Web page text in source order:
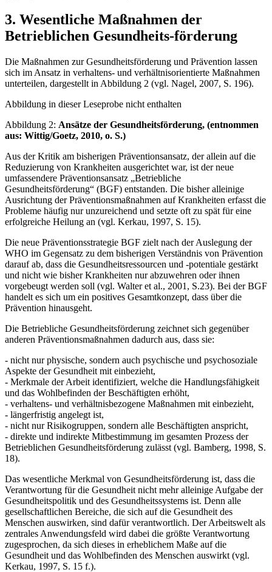
3. Wesentliche Maßnahmen der
Betrieblichen Gesundheits-förderung
Die Maßnahmen zur Gesundheitsförderung und Prävention lassen
sich im Ansatz in verhaltens- und verhältnisorientierte Maßnahmen
unterteilen, dargestellt in Abbildung 2 (vgl. Nagel, 2007, S. 196).
Abbildung in dieser Leseprobe nicht enthalten
Abbildung 2: Ansätze der Gesundheitsförderung, (entnommen
aus: Wittig/Goetz, 2010, o. S.)
Aus der Kritik am bisherigen Präventionsansatz, der allein auf die
Reduzierung von Krankheiten ausgerichtet war, ist der neue
umfassendere Präventionsansatz „Betriebliche
Gesundheitsförderung“ (BGF) entstanden. Die bisher alleinige
Ausrichtung der Präventionsmaßnahmen auf Krankheiten erfasst die
Probleme häufig nur unzureichend und setzte oft zu spät für eine
erfolgreiche Heilung an (vgl. Kerkau, 1997, S. 15).
Die neue Präventionsstrategie BGF zielt nach der Auslegung der
WHO im Gegensatz zu dem bisherigen Verständnis von Prävention
darauf ab, dass die Gesundheitsressourcen und -potentiale gestärkt
und nicht wie bisher Krankheiten nur abzuwehren oder ihnen
vorgebeugt werden soll (vgl. Walter et al., 2001, S.23). Bei der BGF
handelt es sich um ein positives Gesamtkonzept, dass über die
Prävention hinausgeht.
Die Betriebliche Gesundheitsförderung zeichnet sich gegenüber
anderen Präventionsmaßnahmen dadurch aus, dass sie:
- nicht nur physische, sondern auch psychische und psychosoziale
Aspekte der Gesundheit mit einbezieht,
- Merkmale der Arbeit identifiziert, welche die Handlungsfähigkeit
und das Wohlbefinden der Beschäftigten erhöht,
- verhaltens- und verhältnisbezogene Maßnahmen mit einbezieht,
- längerfristig angelegt ist,
- nicht nur Risikogruppen, sondern alle Beschäftigten anspricht,
- direkte und indirekte Mitbestimmung im gesamten Prozess der
Betrieblichen Gesundheitsförderung zulässt (vgl. Bamberg, 1998, S.
18).
Das wesentliche Merkmal von Gesundheitsförderung ist, dass die
Verantwortung für die Gesundheit nicht mehr alleinige Aufgabe der
Gesundheitspolitik und des Gesundheitssystems ist. Denn alle
gesellschaftlichen Bereiche, die sich auf die Gesundheit des
Menschen auswirken, sind dafür verantwortlich. Der Arbeitswelt als
zentrales Anwendungsfeld wird dabei die größte Verantwortung
zugesprochen, da sich dieses in erheblichem Maße auf die
Gesundheit und das Wohlbefinden des Menschen auswirkt (vgl.
Kerkau, 1997, S. 15 f.).